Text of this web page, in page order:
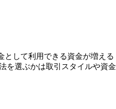
として利用できる資金が増える
を選ぶかは取引スタイルや資金